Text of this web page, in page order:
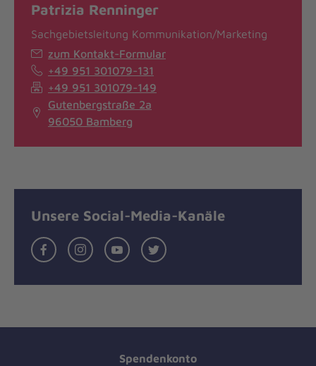
Patrizia Renninger
Sachgebietsleitung Kommunikation/Marketing
zum Kontakt-Formular
+49 951 301079-131
+49 951 301079-149
Gutenbergstraße 2a
96050 Bamberg
Unsere Social-Media-Kanäle
FacebookInstagramYoutubeTwitter
Spendenkonto